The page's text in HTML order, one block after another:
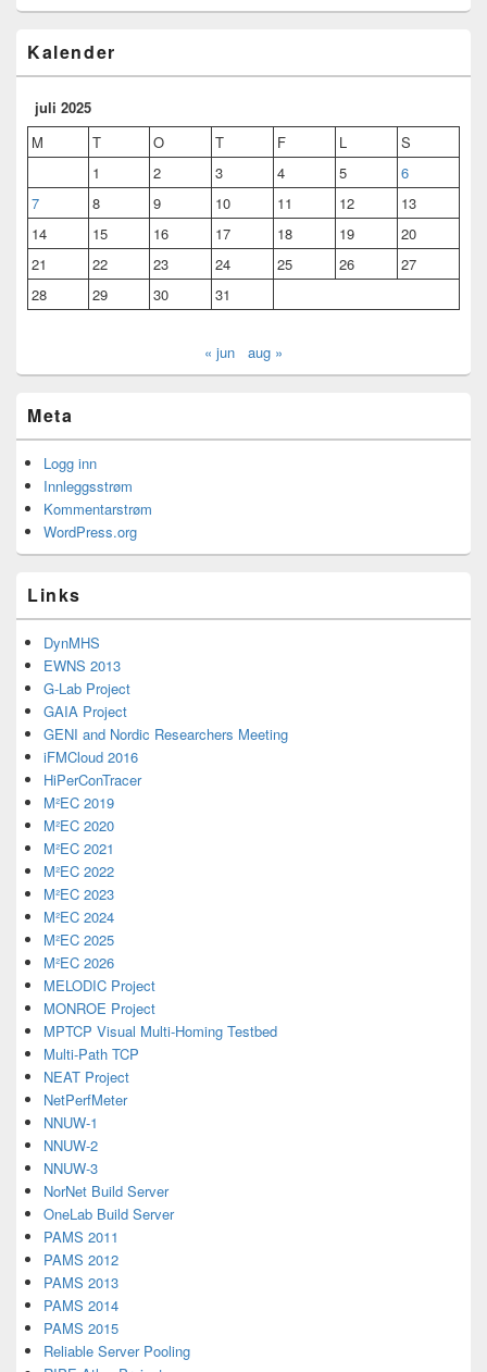
Kalender
juli 2025
M
T O T F L
S
1
2 3 4 5
6
7
8 9 10 11 12
13
14
15 16 17 18 19
20
21
22 23 24 25 26
27
28
29 30 31
« jun aug »
Meta
Logg inn
Innleggsstrøm
Kommentarstrøm
WordPress.org
Links
DynMHS
EWNS 2013
G-Lab Project
GAIA Project
GENI and Nordic Researchers Meeting
iFMCloud 2016
HiPerConTracer
M²EC 2019
M²EC 2020
M²EC 2021
M²EC 2022
M²EC 2023
M²EC 2024
M²EC 2025
M²EC 2026
MELODIC Project
MONROE Project
MPTCP Visual Multi-Homing Testbed
Multi-Path TCP
NEAT Project
NetPerfMeter
NNUW-1
NNUW-2
NNUW-3
NorNet Build Server
OneLab Build Server
PAMS 2011
PAMS 2012
PAMS 2013
PAMS 2014
PAMS 2015
Reliable Server Pooling